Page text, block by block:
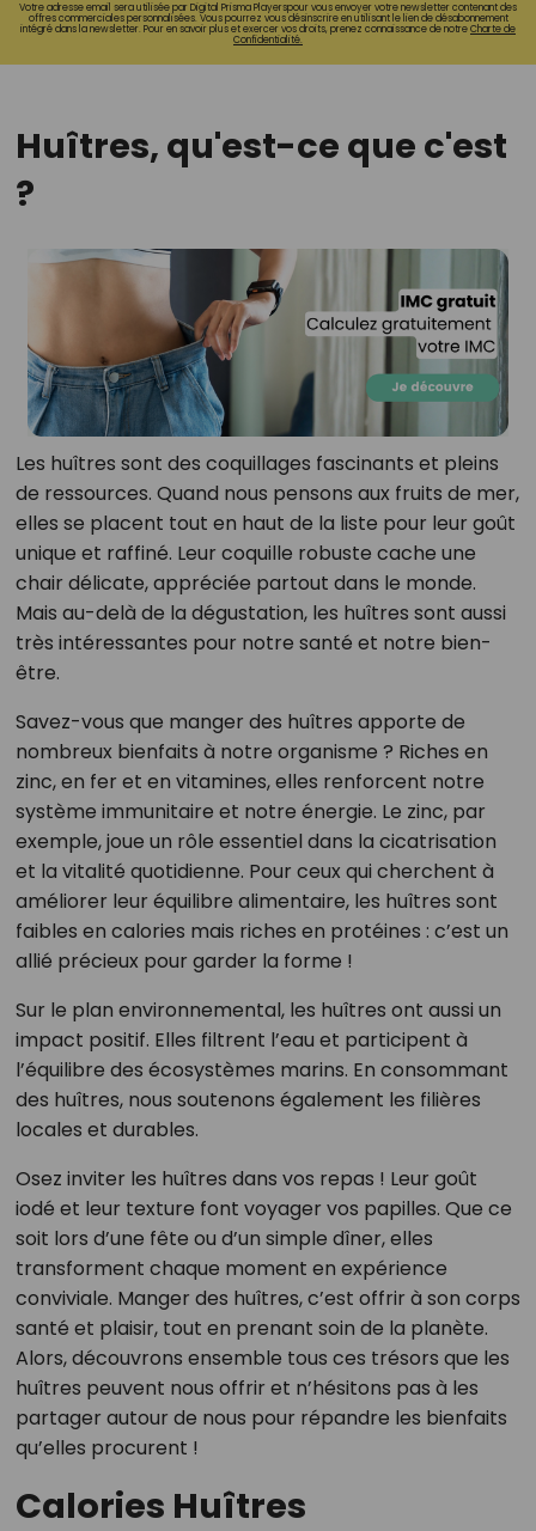
Votre adresse email sera utilisée par Digital Prisma Playerspour vous envoyer votre newsletter contenant des
offres commerciales personnalisées. Vous pourrez vous désinscrire en utilisant le lien de désabonnement
intégré dans la newsletter. Pour en savoir plus et exercer vos droits, prenez connaissance de notreCharte de
Confidentialité.
Huîtres, qu'est-ce que c'est
?
Les huîtres sont des coquillages fascinants et pleins
de ressources. Quand nous pensons aux fruits de mer,
elles se placent tout en haut de la liste pour leur goût
unique et raffiné. Leur coquille robuste cache une
chair délicate, appréciée partout dans le monde.
Mais au-delà de la dégustation, les huîtres sont aussi
très intéressantes pour notre santé et notre bien-
être.
Savez-vous que manger des huîtres apporte de
nombreux bienfaits à notre organisme ? Riches en
zinc, en fer et en vitamines, elles renforcent notre
système immunitaire et notre énergie. Le zinc, par
exemple, joue un rôle essentiel dans la cicatrisation
et la vitalité quotidienne. Pour ceux qui cherchent à
améliorer leur équilibre alimentaire, les huîtres sont
faibles en calories mais riches en protéines : c’est un
allié précieux pour garder la forme !
Sur le plan environnemental, les huîtres ont aussi un
impact positif. Elles filtrent l’eau et participent à
l’équilibre des écosystèmes marins. En consommant
des huîtres, nous soutenons également les filières
locales et durables.
Osez inviter les huîtres dans vos repas ! Leur goût
iodé et leur texture font voyager vos papilles. Que ce
soit lors d’une fête ou d’un simple dîner, elles
transforment chaque moment en expérience
conviviale. Manger des huîtres, c’est offrir à son corps
santé et plaisir, tout en prenant soin de la planète.
Alors, découvrons ensemble tous ces trésors que les
huîtres peuvent nous offrir et n’hésitons pas à les
partager autour de nous pour répandre les bienfaits
qu’elles procurent !
Calories Huîtres